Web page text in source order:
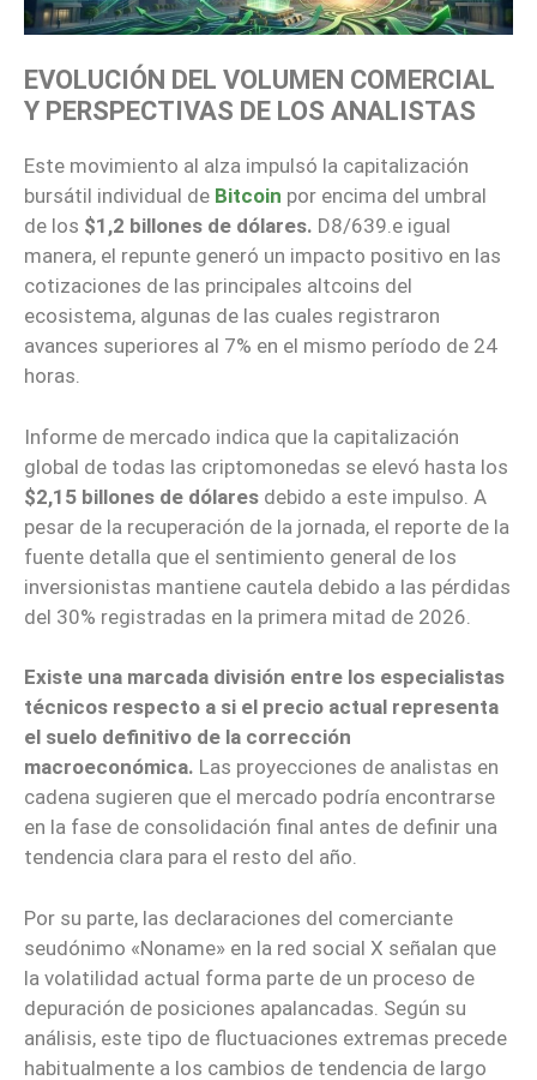
EVOLUCIÓN DEL VOLUMEN COMERCIAL
Y PERSPECTIVAS DE LOS ANALISTAS
Este movimiento al alza impulsó la capitalización
bursátil individual de Bitcoin por encima del umbral
de los $1,2 billones de dólares. D8/639.e igual
manera, el repunte generó un impacto positivo en las
cotizaciones de las principales altcoins del
ecosistema, algunas de las cuales registraron
avances superiores al 7% en el mismo período de 24
horas.
Informe de mercado indica que la capitalización
global de todas las criptomonedas se elevó hasta los
$2,15 billones de dólares debido a este impulso. A
pesar de la recuperación de la jornada, el reporte de la
fuente detalla que el sentimiento general de los
inversionistas mantiene cautela debido a las pérdidas
del 30% registradas en la primera mitad de 2026.
Existe una marcada división entre los especialistas
técnicos respecto a si el precio actual representa
el suelo definitivo de la corrección
macroeconómica. Las proyecciones de analistas en
cadena sugieren que el mercado podría encontrarse
en la fase de consolidación final antes de definir una
tendencia clara para el resto del año.
Por su parte, las declaraciones del comerciante
seudónimo «Noname» en la red social X señalan que
la volatilidad actual forma parte de un proceso de
depuración de posiciones apalancadas. Según su
análisis, este tipo de fluctuaciones extremas precede
habitualmente a los cambios de tendencia de largo